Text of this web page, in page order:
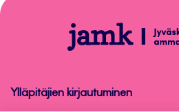
Opetus
Ylläpitäjien kirjautuminen